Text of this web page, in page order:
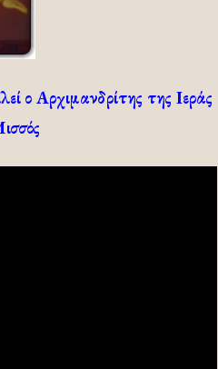
ο Αρχιμανδρίτης της Ιεράς